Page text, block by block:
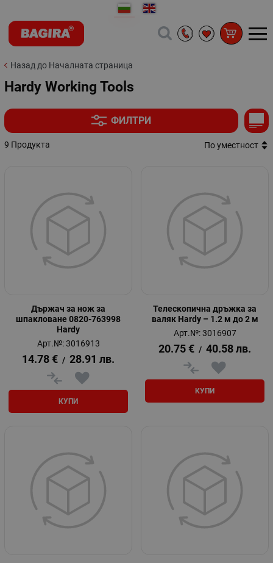
Назад до Началната страница
Hardy Working Tools
ФИЛТРИ
9 Продукта По уместност
Държач за нож за
шпакловане 0820-763998
Hardy
Арт.№: 3016913
14.78 € / 28.91 лв.
КУПИ
Телескопична дръжка за
валяк Hardy – 1.2 м до 2 м
Арт.№: 3016907
20.75 € / 40.58 лв.
КУПИ